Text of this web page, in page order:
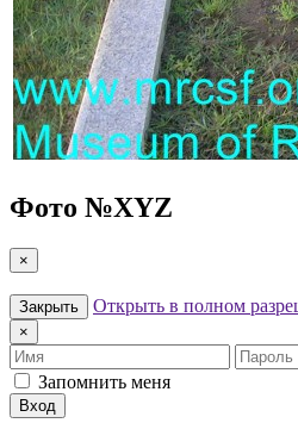
Фото №XYZ
×
Закрыть Открыть в полном
×
Имя
Пароль
Запомнить меня
Вход